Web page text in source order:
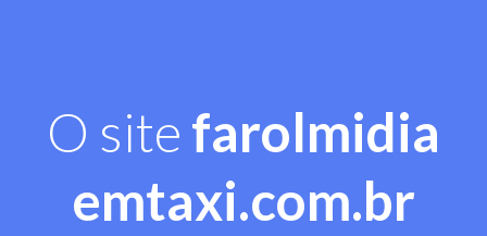
O site farolmidia
emtaxi.com.br